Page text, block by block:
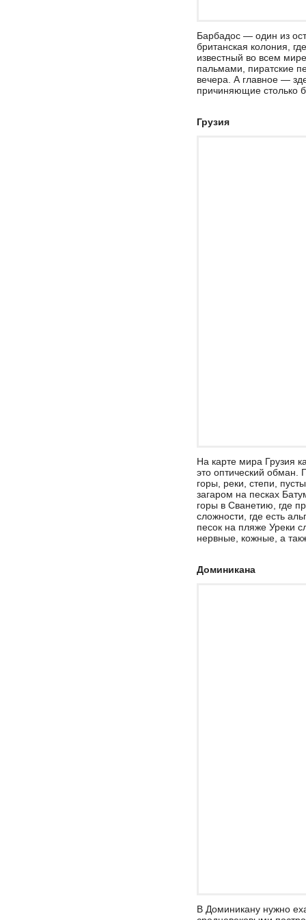
Барбадос — один из
британская колония,
известный во всем
пальмами, пиратские
вечера. А главное —
причиняющие столько
Грузия
На карте мира Грузия
это оптический обман.
горы, реки, степи,
загаром на песках
горы в Сванетию, где
сложности, где есть
песок на пляже Уреки
нервные, кожные, а
Доминикана
В Доминикану нужно